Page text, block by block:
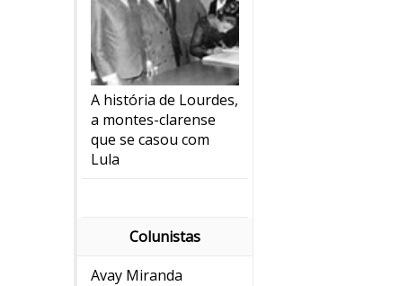
A história de Lourdes,
a montes-clarense
que se casou com
Lula
Colunistas
Avay Miranda